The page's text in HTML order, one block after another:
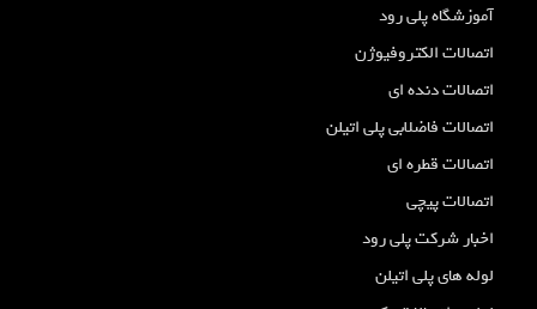
آموزشگاه پلی رود
اتصالات الکتروفیوژن
اتصالات دنده ای
اتصالات فاضلابی پلی اتیلن
اتصالات قطره ای
اتصالات پیچی
اخبار شرکت پلی رود
لوله های پلی اتیلن